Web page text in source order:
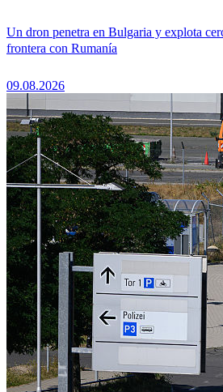
Un dron penetra en Bulgaria y explota
frontera con Rumanía
09.08.2026